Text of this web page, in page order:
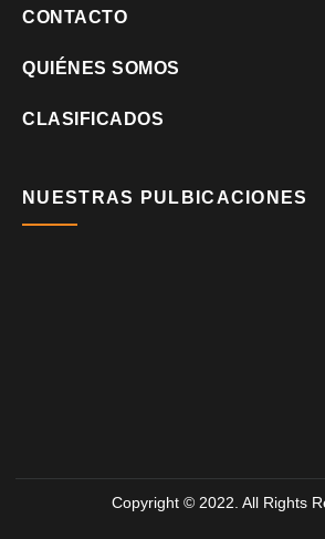
CONTACTO
QUIÉNES SOMOS
CLASIFICADOS
NUESTRAS PULBICACIONES
Copyright © 2022. All Rights